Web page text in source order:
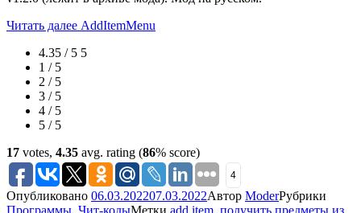
Читать далее AddItemMenu
4.35 / 5 5
1 / 5
2 / 5
3 / 5
4 / 5
5 / 5
17 votes, 4.35 avg. rating (86% score)
4
Опубликовано 06.03.202207.03.2022Автор ModerРубрики
Программы, Чит-кодыМетки add item, получить предметы из